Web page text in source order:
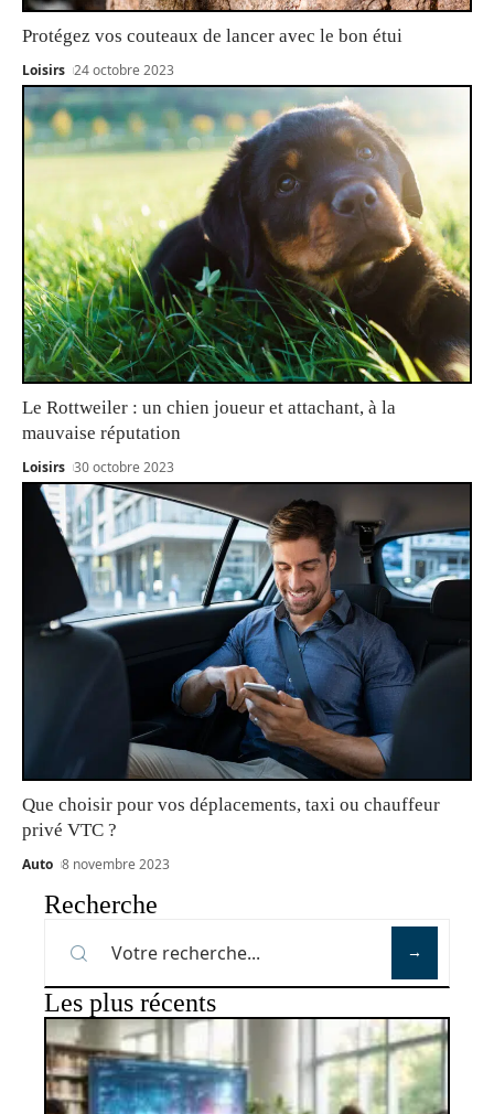
Protégez vos couteaux de lancer avec le bon étui
Loisirs 24 octobre 2023
Le Rottweiler : un chien joueur et attachant, à la
mauvaise réputation
Loisirs 30 octobre 2023
Que choisir pour vos déplacements, taxi ou chauffeur
privé VTC ?
Auto 8 novembre 2023
Recherche
Les plus récents